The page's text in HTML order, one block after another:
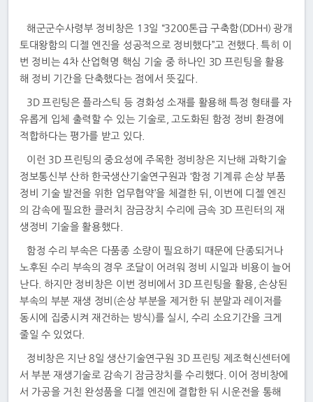
해군군수사령부 정비창은 13일 “3200톤급 구축함(DDH-I) 광개
토대왕함의 디젤 엔진을 성공적으로 정비했다”고 전했다. 특히 이
번 정비는 4차 산업혁명 핵심 기술 중 하나인 3D 프린팅을 활용
해 정비 기간을 단축했다는 점에서 뜻깊다.
3D 프린팅은 플라스틱 등 경화성 소재를 활용해 특정 형태를 자
유롭게 입체 출력할 수 있는 기술로, 고도화된 함정 정비 환경에
적합하다는 평가를 받고 있다.
이런 3D 프린팅의 중요성에 주목한 정비창은 지난해 과학기술
정보통신부 산하 한국생산기술연구원과 ‘함정 기계류 손상 부품
정비 기술 발전을 위한 업무협약’을 체결한 뒤, 이번에 디젤 엔진
의 감속에 필요한 클러치 잠금장치 수리에 금속 3D 프린터의 재
생정비 기술을 활용했다.
함정 수리 부속은 다품종 소량이 필요하기 때문에 단종되거나
노후된 수리 부속의 경우 조달이 어려워 정비 시일과 비용이 늘어
난다. 하지만 정비창은 이번 정비에서 3D 프린팅을 활용, 손상된
부속의 부분 재생 정비(손상 부분을 제거한 뒤 분말과 레이저를
동시에 집중시켜 재건하는 방식)를 실시, 수리 소요기간을 크게
줄일 수 있었다.
정비창은 지난 8일 생산기술연구원 3D 프린팅 제조혁신센터에
서 부분 재생기술로 감속기 잠금장치를 수리했다. 이어 정비창에
서 가공을 거친 완성품을 디젤 엔진에 결합한 뒤 시운전을 통해